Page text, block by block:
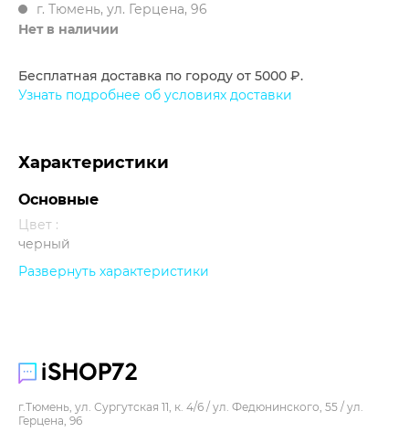
г. Тюмень, ул. Герцена, 96
Нет в наличии
Бесплатная доставка по городу от 5000 ₽.
Узнать подробнее об условиях доставки
Характеристики
Основные
Цвет :
черный
Прочее
Развернуть характеристики
г.Тюмень, ул. Сургутская 11, к. 4/6 / ул. Федюнинского, 55 / ул.
Герцена, 96